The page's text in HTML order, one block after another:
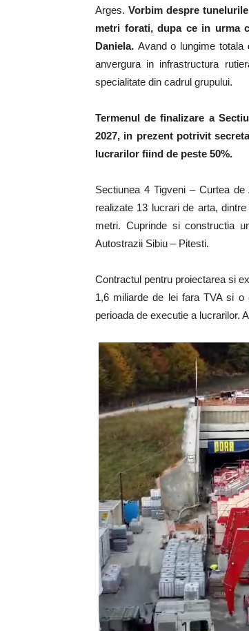
Arges. Vorbim despre
metri forati, dupa ce in urma
Daniela. Avand o lungime
anvergura in infrastructura
specialitate din cadrul grupului.
Termenul de finalizare a
2027, in prezent potrivit
lucrarilor fiind de peste 50%.
Sectiunea 4 Tigveni – Curtea
realizate 13 lucrari de arta,
metri. Cuprinde si constructia
Autostrazii Sibiu – Pitesti.
Contractul pentru proiectarea si
1,6 miliarde de lei fara TVA si
perioada de executie a lucrarilor.